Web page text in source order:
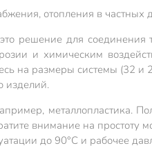
отопления в частных
решение для соединения
и химическим
на размеры системы (32
изделий.
внимание на
до 90°C и рабочее